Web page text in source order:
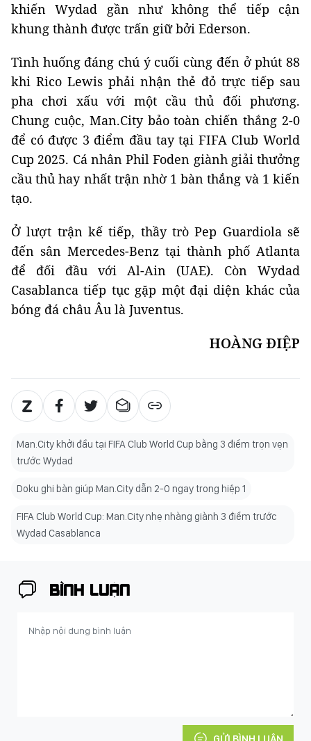
khiến Wydad gần như không thể tiếp cận
khung thành được trấn giữ bởi Ederson.
Tình huống đáng chú ý cuối cùng đến ở phút 88
khi Rico Lewis phải nhận thẻ đỏ trực tiếp sau
pha chơi xấu với một cầu thủ đối phương.
Chung cuộc, Man.City bảo toàn chiến thắng 2-0
để có được 3 điểm đầu tay tại FIFA Club World
Cup 2025. Cá nhân Phil Foden giành giải thưởng
cầu thủ hay nhất trận nhờ 1 bàn thắng và 1 kiến
tạo.
Ở lượt trận kế tiếp, thầy trò Pep Guardiola sẽ
đến sân Mercedes-Benz tại thành phố Atlanta
để đối đầu với Al-Ain (UAE). Còn Wydad
Casablanca tiếp tục gặp một đại diện khác của
bóng đá châu Âu là Juventus.
HOÀNG ĐIỆP
Man.City khởi đầu tại FIFA Club World Cup bằng 3 điểm trọn vẹn
trước Wydad
Doku ghi bàn giúp Man.City dẫn 2-0 ngay trong hiệp 1
FIFA Club World Cup: Man.City nhẹ nhàng giành 3 điểm trước
Wydad Casablanca
BÌNH LUẬN